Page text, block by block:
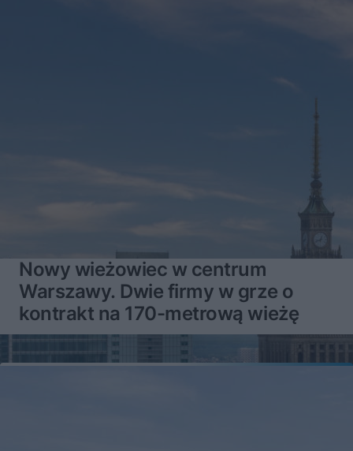
Nowy wieżowiec w centrum
Warszawy. Dwie firmy w grze o
kontrakt na 170-metrową wieżę